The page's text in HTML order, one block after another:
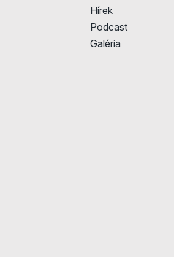
Hírek
Podcast
Galéria